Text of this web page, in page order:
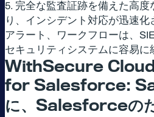
5. 完全な監査証跡を備えた高度
り、インシデント対応が迅速化
アラート、ワークフローは、
セキュリティシステムに容易に
WithSecure
for Salesforce:
に、 Salesforceの